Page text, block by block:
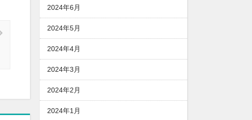
2024年6月
2024年5月
2024年4月
2024年3月
2024年2月
2024年1月